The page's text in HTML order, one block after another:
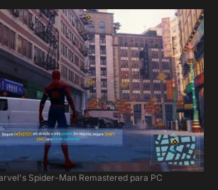
Spider-Man Remastered para PC